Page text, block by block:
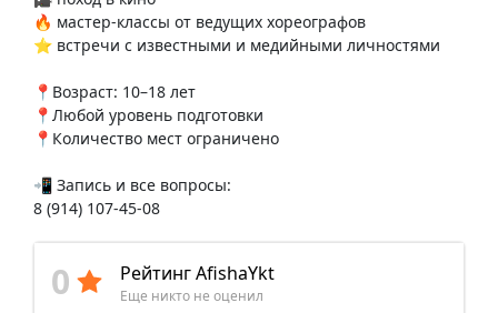
🔥 мастер-классы от ведущих хореографов
⭐ встречи с известными и медийными личностями
📍Возраст: 10–18 лет
📍Любой уровень подготовки
📍Количество мест ограничено
📲 Запись и все вопросы:
8 (914) 107-45-08
0 Рейтинг AfishaYkt
Еще никто не оценил